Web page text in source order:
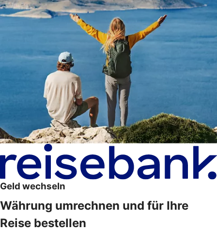
Geld wechseln
Währung umrechnen und für Ihre
Reise bestellen